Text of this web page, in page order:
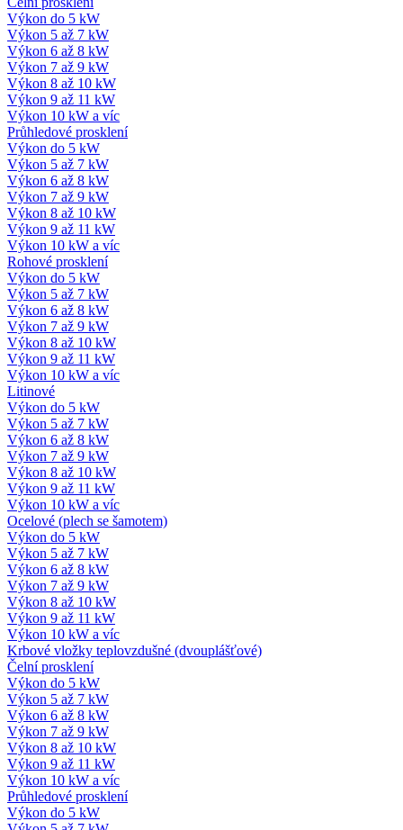
Výkon do 5 kW
Výkon 5 až 7 kW
Výkon 6 až 8 kW
Výkon 7 až 9 kW
Výkon 8 až 10 kW
Výkon 9 až 11 kW
Výkon 10 kW a víc
Průhledové prosklení
Výkon do 5 kW
Výkon 5 až 7 kW
Výkon 6 až 8 kW
Výkon 7 až 9 kW
Výkon 8 až 10 kW
Výkon 9 až 11 kW
Výkon 10 kW a víc
Rohové prosklení
Výkon do 5 kW
Výkon 5 až 7 kW
Výkon 6 až 8 kW
Výkon 7 až 9 kW
Výkon 8 až 10 kW
Výkon 9 až 11 kW
Výkon 10 kW a víc
Litinové
Výkon do 5 kW
Výkon 5 až 7 kW
Výkon 6 až 8 kW
Výkon 7 až 9 kW
Výkon 8 až 10 kW
Výkon 9 až 11 kW
Výkon 10 kW a víc
Ocelové (plech se šamotem)
Výkon do 5 kW
Výkon 5 až 7 kW
Výkon 6 až 8 kW
Výkon 7 až 9 kW
Výkon 8 až 10 kW
Výkon 9 až 11 kW
Výkon 10 kW a víc
Krbové vložky teplovzdušné (dvouplášťové)
Čelní prosklení
Výkon do 5 kW
Výkon 5 až 7 kW
Výkon 6 až 8 kW
Výkon 7 až 9 kW
Výkon 8 až 10 kW
Výkon 9 až 11 kW
Výkon 10 kW a víc
Průhledové prosklení
Výkon do 5 kW